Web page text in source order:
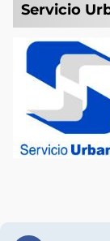
Servicio